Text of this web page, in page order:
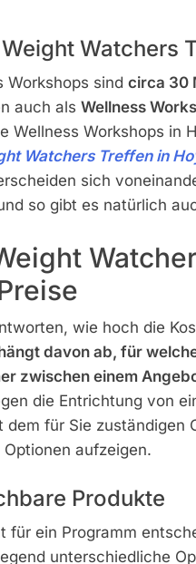
Watchers
Workshops sind circa 30
auch als Wellness
Wellness Workshops in
Watchers Treffen in
sich
so gibt es natürlich
wie hoch die
davon ab, für
zwischen einem
die Entrichtung von
dem für Sie
aufzeigen.
Produkte
für ein Programm
unterschiedliche